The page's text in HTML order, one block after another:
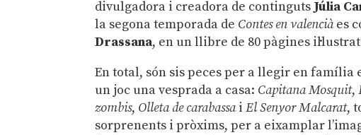
divulgadora i creadora de continguts Júlia
la segona temporada de Contes en valenciàes
Drassana, en un llibre de 80 pàgines
En total, són sis peces per a llegir en
un joc una vesprada a casa: Capitana Mosquit,
zombis, Olleta de carabassaiEl Senyor Malcarat,
sorprenents i pròxims, per a eixamplar